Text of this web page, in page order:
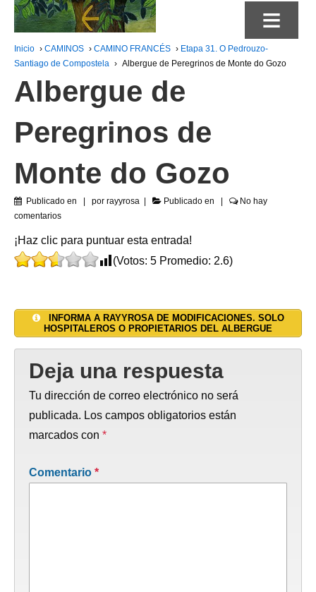
≡
Inicio › CAMINOS › CAMINO FRANCÉS › Etapa 31. O Pedrouzo-
Santiago de Compostela › Albergue de Peregrinos de Monte do Gozo
Albergue de
Peregrinos de
Monte do Gozo
Publicado en por rayyrosa Publicado en
No hay
comentarios
¡Haz clic para puntuar esta entrada!
(Votos: 5 Promedio: 2.6)
INFORMA A RAYYROSA DE MODIFICACIONES. SOLO
HOSPITALEROS O PROPIETARIOS DEL ALBERGUE
Deja una respuesta
Tu dirección de correo electrónico no será
publicada. Los campos obligatorios están
marcados con *
Comentario *